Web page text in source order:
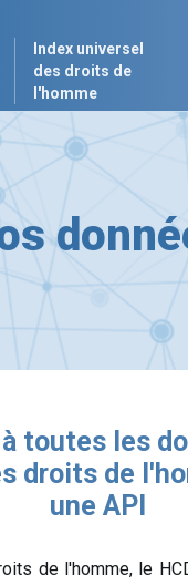
Index universel
des droits de
l'homme
toutes les
droits de
une API
de l'homme, le